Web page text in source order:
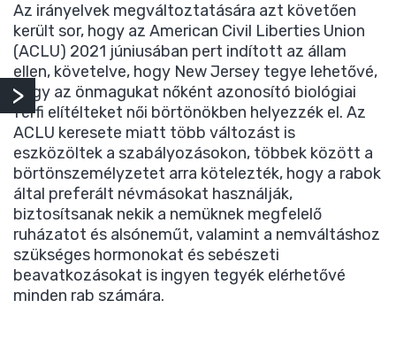
Az irányelvek megváltoztatására azt követően
került sor, hogy az American Civil Liberties Union
(ACLU) 2021 júniusában pert indított az állam
ellen, követelve, hogy New Jersey tegye lehetővé,
hogy az önmagukat nőként azonosító biológiai
férfi elítélteket női börtönökben helyezzék el. Az
ACLU keresete miatt több változást is
eszközöltek a szabályozásokon, többek között a
börtönszemélyzetet arra kötelezték, hogy a rabok
által preferált névmásokat használják,
biztosítsanak nekik a nemüknek megfelelő
ruházatot és alsóneműt, valamint a nemváltáshoz
szükséges hormonokat és sebészeti
beavatkozásokat is ingyen tegyék elérhetővé
minden rab számára.